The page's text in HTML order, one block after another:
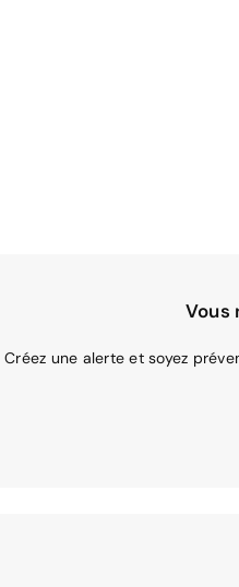
Vous
Créez une alerte et soyez